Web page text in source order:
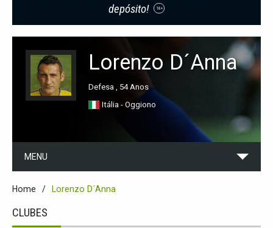
depósito!
18+
Lorenzo D´Anna
Defesa , 54 Anos
Itália - Oggiono
MENU
Home Lorenzo D´Anna
CLUBES